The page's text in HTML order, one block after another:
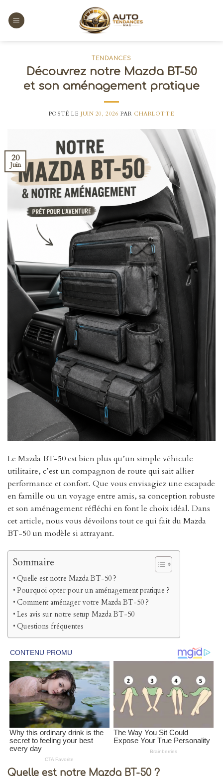
content
TENDANCES
Découvrez notre Mazda BT-50
et son aménagement pratique
POSTÉ LE JUIN 20, 2026 PAR CHARLOTTE
20
Juin
Le Mazda BT-50 est bien plus qu’un simple véhicule
utilitaire, c’est un compagnon de route qui sait allier
performance et confort. Que vous envisagiez une escapade
en famille ou un voyage entre amis, sa conception robuste
et son aménagement réfléchi en font le choix idéal. Dans
cet article, nous vous dévoilons tout ce qui fait du Mazda
BT-50 un modèle si attrayant.
Sommaire
Quelle est notre Mazda BT-50 ?
Pourquoi opter pour un aménagement pratique ?
Comment aménager votre Mazda BT-50 ?
Les avis sur notre setup Mazda BT-50
Questions fréquentes
Quelle est notre Mazda BT-50 ?